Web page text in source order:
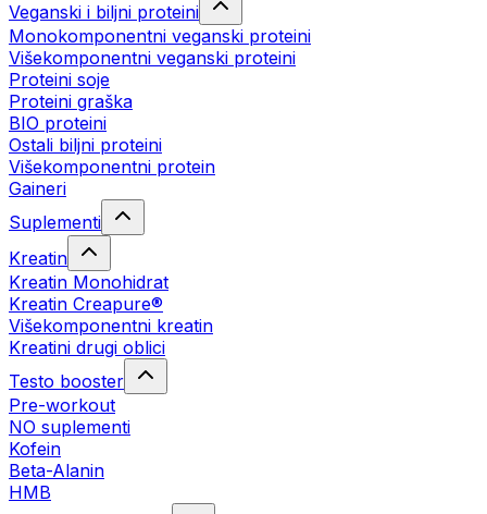
Veganski i biljni proteini
Monokomponentni veganski proteini
Višekomponentni veganski proteini
Proteini soje
Proteini graška
BIO proteini
Ostali biljni proteini
Višekomponentni protein
Gaineri
Suplementi
Kreatin
Kreatin Monohidrat
Kreatin Creapure®
Višekomponentni kreatin
Kreatini drugi oblici
Testo booster
Pre-workout
NO suplementi
Kofein
Beta-Alanin
HMB